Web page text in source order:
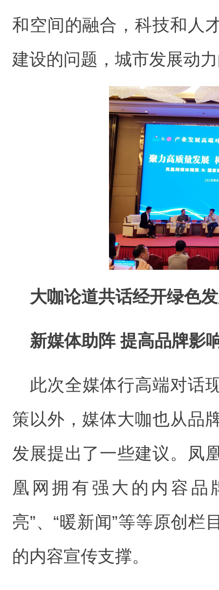
和空间的融合，科技和人
建设的问题，城市发展动
大咖论道共话经开绿色
新媒体助阵 提高品牌影
此次全媒体行高端对话
策以外，媒体大咖也从品
发展提出了一些建议。凤
凰网拥有强大的内容品
亮”、“暖新闻”等等原创
的内容宣传支撑。